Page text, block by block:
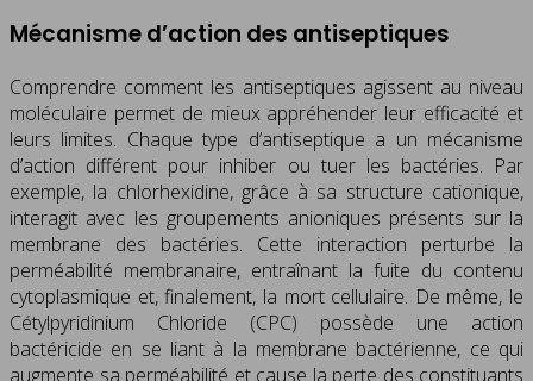
Mécanisme d’action des antiseptiques
Comprendre comment les antiseptiques agissent au niveau
moléculaire permet de mieux appréhender leur efficacité et
leurs limites. Chaque type d’antiseptique a un mécanisme
d’action différent pour inhiber ou tuer les bactéries. Par
exemple, la chlorhexidine, grâce à sa structure cationique,
interagit avec les groupements anioniques présents sur la
membrane des bactéries. Cette interaction perturbe la
perméabilité membranaire, entraînant la fuite du contenu
cytoplasmique et, finalement, la mort cellulaire. De même, le
Cétylpyridinium Chloride (CPC) possède une action
bactéricide en se liant à la membrane bactérienne, ce qui
augmente sa perméabilité et cause la perte des constituants